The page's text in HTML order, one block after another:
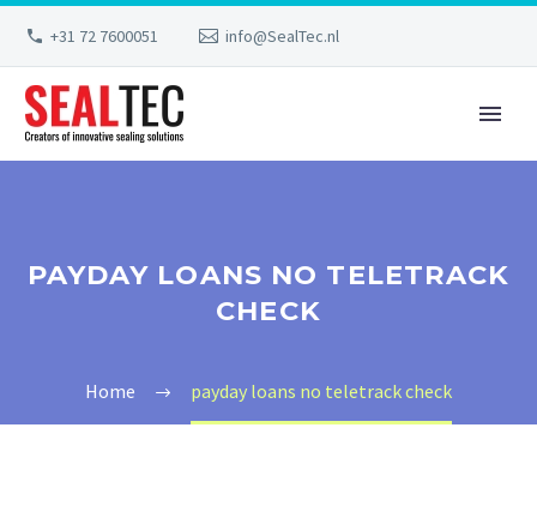
+31 72 7600051 info@SealTec.nl
PAYDAY LOANS NO TELETRACK
CHECK
Home payday loans no teletrack check